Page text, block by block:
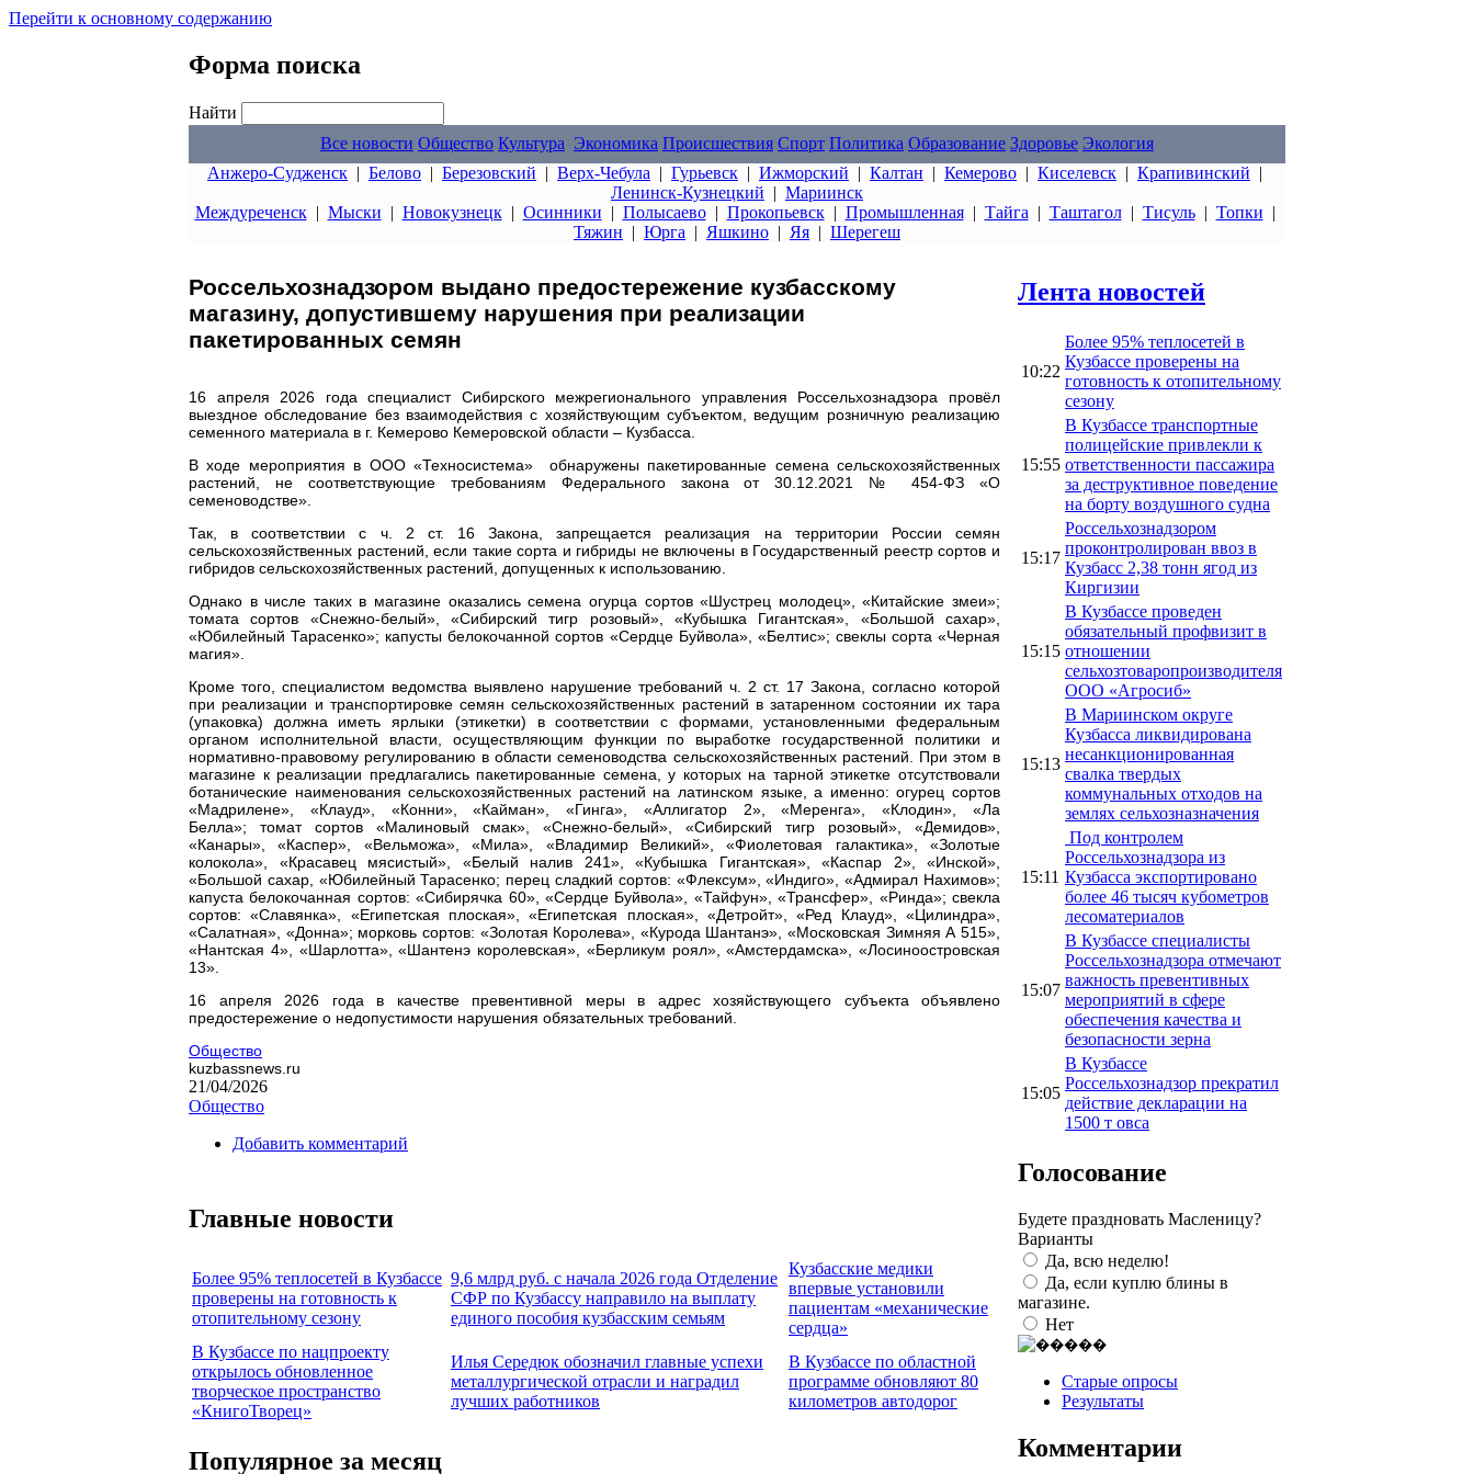
Перейти к основному содержанию
Форма поиска
Найти
Все новости Общество Культура Экономика Происшествия Спорт Политика Образование Здоровье Экология
Анжеро-Судженск | Белово | Березовский | Верх-Чебула | Гурьевск | Ижморский | Калтан | Кемерово | Киселевск | Крапивинский |
Ленинск-Кузнецкий | Мариинск
Междуреченск| Мыски | Новокузнецк| Осинники | Полысаево| Прокопьевск| Промышленная| Тайга | Таштагол| Тисуль| Топки |
Тяжин | Юрга | Яшкино | Яя | Шерегеш
Россельхознадзором выдано предостережение кузбасскому
магазину, допустившему нарушения при реализации
пакетированных семян
16 апреля 2026 года специалист Сибирского межрегионального управления Россельхознадзора провёл
выездное обследование без взаимодействия с хозяйствующим субъектом, ведущим розничную реализацию
семенного материала в г. Кемерово Кемеровской области – Кузбасса.
В ходе мероприятия в ООО «Техносистема» обнаружены пакетированные семена сельскохозяйственных
растений, не соответствующие требованиям Федерального закона от 30.12.2021 № 454-ФЗ «О
семеноводстве».
Так, в соответствии с ч. 2 ст. 16 Закона, запрещается реализация на территории России семян
сельскохозяйственных растений, если такие сорта и гибриды не включены в Государственный реестр сортов и
гибридов сельскохозяйственных растений, допущенных к использованию.
Однако в числе таких в магазине оказались семена огурца сортов «Шустрец молодец», «Китайские змеи»;
томата сортов «Снежно-белый», «Сибирский тигр розовый», «Кубышка Гигантская», «Большой сахар»,
«Юбилейный Тарасенко»; капусты белокочанной сортов «Сердце Буйвола», «Белтис»; свеклы сорта «Черная
магия».
Кроме того, специалистом ведомства выявлено нарушение требований ч. 2 ст. 17 Закона, согласно которой
при реализации и транспортировке семян сельскохозяйственных растений в затаренном состоянии их тара
(упаковка) должна иметь ярлыки (этикетки) в соответствии с формами, установленными федеральным
органом исполнительной власти, осуществляющим функции по выработке государственной политики и
нормативно-правовому регулированию в области семеноводства сельскохозяйственных растений. При этом в
магазине к реализации предлагались пакетированные семена, у которых на тарной этикетке отсутствовали
ботанические наименования сельскохозяйственных растений на латинском языке, а именно: огурец сортов
«Мадрилене», «Клауд», «Конни», «Кайман», «Гинга», «Аллигатор 2», «Меренга», «Клодин», «Ла
Белла»; томат сортов «Малиновый смак», «Снежно-белый», «Сибирский тигр розовый», «Демидов»,
«Канары», «Каспер», «Вельможа», «Мила», «Владимир Великий», «Фиолетовая галактика», «Золотые
колокола», «Красавец мясистый», «Белый налив 241», «Кубышка Гигантская», «Каспар 2», «Инской»,
«Большой сахар, «Юбилейный Тарасенко; перец сладкий сортов: «Флексум», «Индиго», «Адмирал Нахимов»;
капуста белокочанная сортов: «Сибирячка 60», «Сердце Буйвола», «Тайфун», «Трансфер», «Ринда»; свекла
сортов: «Славянка», «Египетская плоская», «Египетская плоская», «Детройт», «Ред Клауд», «Цилиндра»,
«Салатная», «Донна»; морковь сортов: «Золотая Королева», «Курода Шантанэ», «Московская Зимняя А 515»,
«Нантская 4», «Шарлотта», «Шантенэ королевская», «Берликум роял», «Амстердамска», «Лосиноостровская
13».
16 апреля 2026 года в качестве превентивной меры в адрес хозяйствующего субъекта объявлено
предостережение о недопустимости нарушения обязательных требований.
Общество
kuzbassnews.ru
21/04/2026
Общество
Добавить комментарий
Главные новости
Более 95% теплосетей в Кузбассе
проверены на готовность к
отопительному сезону
9,6 млрд руб. с начала 2026 года Отделение
СФР по Кузбассу направило на выплату
единого пособия кузбасским семьям
Кузбасские медики
впервые установили
пациентам «механические
сердца»
В Кузбассе по нацпроекту
открылось обновленное
творческое пространство
«КнигоТворец»
Илья Середюк обозначил главные успехи
металлургической отрасли и наградил
лучших работников
В Кузбассе по областной
программе обновляют 80
километров автодорог
Популярное за месяц
Лента новостей
10:22
Более 95% теплосетей в
Кузбассе проверены на
готовность к отопительному
сезону
15:55
В Кузбассе транспортные
полицейские привлекли к
ответственности пассажира
за деструктивное поведение
на борту воздушного судна
15:17
Россельхознадзором
проконтролирован ввоз в
Кузбасс 2,38 тонн ягод из
Киргизии
15:15
В Кузбассе проведен
обязательный профвизит в
отношении
сельхозтоваропроизводителя
ООО «Агросиб»
15:13
В Мариинском округе
Кузбасса ликвидирована
несанкционированная
свалка твердых
коммунальных отходов на
землях сельхозназначения
15:11
Под контролем
Россельхознадзора из
Кузбасса экспортировано
более 46 тысяч кубометров
лесоматериалов
15:07
В Кузбассе специалисты
Россельхознадзора отмечают
важность превентивных
мероприятий в сфере
обеспечения качества и
безопасности зерна
15:05
В Кузбассе
Россельхознадзор прекратил
действие декларации на
1500 т овса
Голосование
Будете праздновать Масленицу?
Варианты
Да, всю неделю!
Да, если куплю блины в
магазине.
Нет
Старые опросы
Результаты
Комментарии